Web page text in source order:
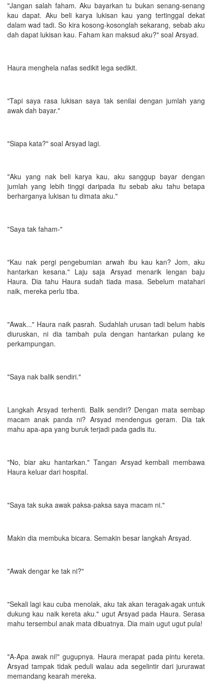
"Jangan salah faham. Aku bayarkan tu bukan senang-senang
kau dapat. Aku beli karya lukisan kau yang tertinggal dekat
dalam wad tadi. So kira kosong-kosonglah sekarang, sebab aku
dah dapat lukisan kau. Faham kan maksud aku?" soal Arsyad.
Haura menghela nafas sedikit lega sedikit.
"Tapi saya rasa lukisan saya tak senilai dengan jumlah yang
awak dah bayar."
"Siapa kata?" soal Arsyad lagi.
"Aku yang nak beli karya kau, aku sanggup bayar dengan
jumlah yang lebih tinggi daripada itu sebab aku tahu betapa
berharganya lukisan tu dimata aku."
"Saya tak faham-"
"Kau nak pergi pengebumian arwah ibu kau kan? Jom, aku
hantarkan kesana." Laju saja Arsyad menarik lengan baju
Haura. Dia tahu Haura sudah tiada masa. Sebelum matahari
naik, mereka perlu tiba.
"Awak..." Haura naik pasrah. Sudahlah urusan tadi belum habis
diuruskan, ni dia tambah pula dengan hantarkan pulang ke
perkampungan.
"Saya nak balik sendiri."
Langkah Arsyad terhenti. Balik sendiri? Dengan mata sembap
macam anak panda ni? Arsyad mendengus geram. Dia tak
mahu apa-apa yang buruk terjadi pada gadis itu.
"No, biar aku hantarkan." Tangan Arsyad kembali membawa
Haura keluar dari hospital.
"Saya tak suka awak paksa-paksa saya macam ni."
Makin dia membuka bicara. Semakin besar langkah Arsyad.
"Awak dengar ke tak ni?"
"Sekali lagi kau cuba menolak, aku tak akan teragak-agak untuk
dukung kau naik kereta aku." ugut Arsyad pada Haura. Serasa
mahu tersembul anak mata dibuatnya. Dia main ugut ugut pula!
"A-Apa awak ni!" gugupnya. Haura merapat pada pintu kereta.
Arsyad tampak tidak peduli walau ada segelintir dari jururawat
memandang kearah mereka.